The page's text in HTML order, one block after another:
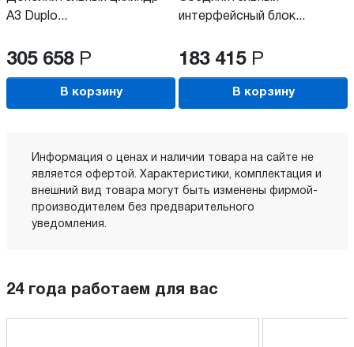
A3 Duplo...
305 658 Р
В корзину
интерфейсный блок...
183 415 Р
В корзину
Информация о ценах и наличии товара на сайте не
является офертой. Характеристики, комплектация и
внешний вид товара могут быть изменены фирмой-
производителем без предварительного
уведомления.
24 года работаем для вас